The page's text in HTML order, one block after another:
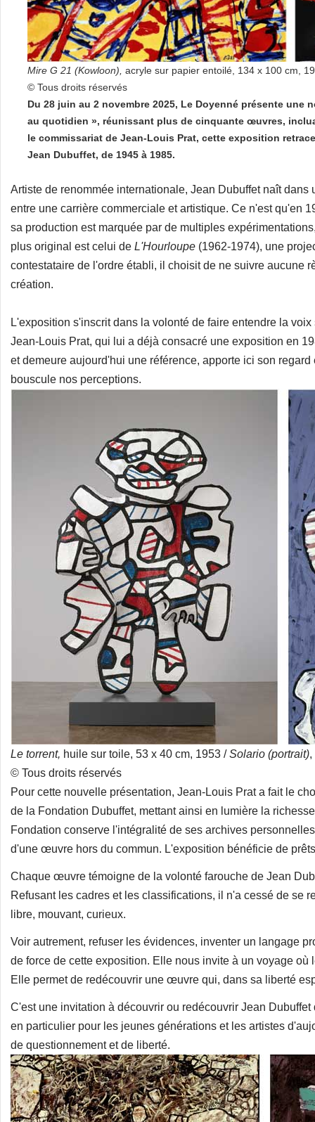
Mire G 21 (Kowloon), acryle sur papier entoilé, 134 x 100 cm,
© Tous droits réservés
Du 28 juin au 2 novembre 2025, Le Doyenné présente
au quotidien », réunissant plus de cinquante œuvres,
le commissariat de Jean-Louis Prat, cette exposition
Jean Dubuffet, de 1945 à 1985.
Artiste de renommée internationale, Jean Dubuffet naît
entre une carrière commerciale et artistique. Ce n'est qu'en
sa production est marquée par de multiples
plus original est celui de L'Hourloupe (1962-1974), une
contestataire de l'ordre établi, il choisit de ne suivre aucune
création.
L'exposition s'inscrit dans la volonté de faire entendre la
Jean-Louis Prat, qui lui a déjà consacré une exposition en
et demeure aujourd'hui une référence, apporte ici son
bouscule nos perceptions.
Le torrent, huile sur toile, 53 x 40 cm, 1953 /Solario (portrait),
© Tous droits réservés
Pour cette nouvelle présentation, Jean-Louis Prat a fait le
de la Fondation Dubuffet, mettant ainsi en lumière la
Fondation conserve l'intégralité de ses archives
d'une œuvre hors du commun. L'exposition bénéficie de
Chaque œuvre témoigne de la volonté farouche de Jean
Refusant les cadres et les classifications, il n'a cessé de se
libre, mouvant, curieux.
Voir autrement, refuser les évidences, inventer un langage
de force de cette exposition. Elle nous invite à un voyage
Elle permet de redécouvrir une œuvre qui, dans sa liberté
C'est une invitation à découvrir ou redécouvrir Jean
en particulier pour les jeunes générations et les artistes
de questionnement et de liberté.